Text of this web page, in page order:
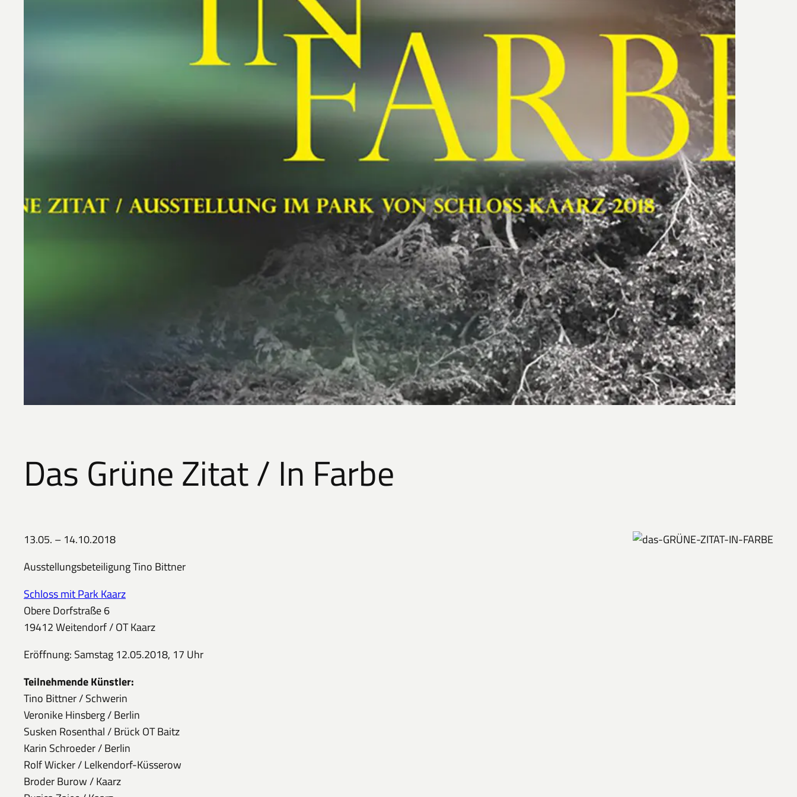
Das Grüne Zitat / In Farbe
13.05. – 14.10.2018
Ausstellungsbeteiligung Tino Bittner
Schloss mit Park Kaarz
Obere Dorfstraße 6
19412 Weitendorf / OT Kaarz
Eröffnung: Samstag 12.05.2018, 17 Uhr
Teilnehmende Künstler:
Tino Bittner / Schwerin
Veronike Hinsberg / Berlin
Susken Rosenthal / Brück OT Baitz
Karin Schroeder / Berlin
Rolf Wicker / Lelkendorf-Küsserow
Broder Burow / Kaarz